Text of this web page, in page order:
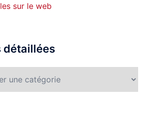
sur le web
détaillées